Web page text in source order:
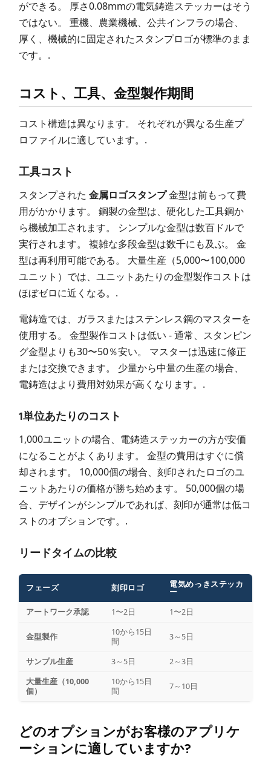
ができる。 厚さ0.08mmの電気鋳造ステッカーはそう
ではない。 重機、農業機械、公共インフラの場合、
厚く、機械的に固定されたスタンプロゴが標準のまま
です。.
コスト、工具、金型製作期間
コスト構造は異なります。 それぞれが異なる生産プ
ロファイルに適しています。.
工具コスト
スタンプされた 金属ロゴスタンプ金型は前もって費
用がかかります。 鋼製の金型は、硬化した工具鋼か
ら機械加工されます。 シンプルな金型は数百ドルで
実行されます。 複雑な多段金型は数千にも及ぶ。 金
型は再利用可能である。 大量生産（5,000〜100,000
ユニット）では、ユニットあたりの金型製作コストは
ほぼゼロに近くなる。.
電鋳造では、ガラスまたはステンレス鋼のマスターを
使用する。 金型製作コストは低い - 通常、スタンピン
グ金型よりも30〜50％安い。 マスターは迅速に修正
または交換できます。 少量から中量の生産の場合、
電鋳造はより費用対効果が高くなります。.
1単位あたりのコスト
1,000ユニットの場合、電鋳造ステッカーの方が安価
になることがよくあります。 金型の費用はすぐに償
却されます。 10,000個の場合、刻印されたロゴのユ
ニットあたりの価格が勝ち始めます。 50,000個の場
合、デザインがシンプルであれば、刻印が通常は低コ
ストのオプションです。.
リードタイムの比較
フェーズ 刻印ロゴ 電気めっきステッカ
ー
アートワーク承認
1〜2日 1〜2日
金型製作
10から15日
間
3～5日
サンプル生産 3～5日
2～3日
大量生産（10,000
個）
10から15日
間
7～10日
どのオプションがお客様のアプリケ
ーションに適していますか?